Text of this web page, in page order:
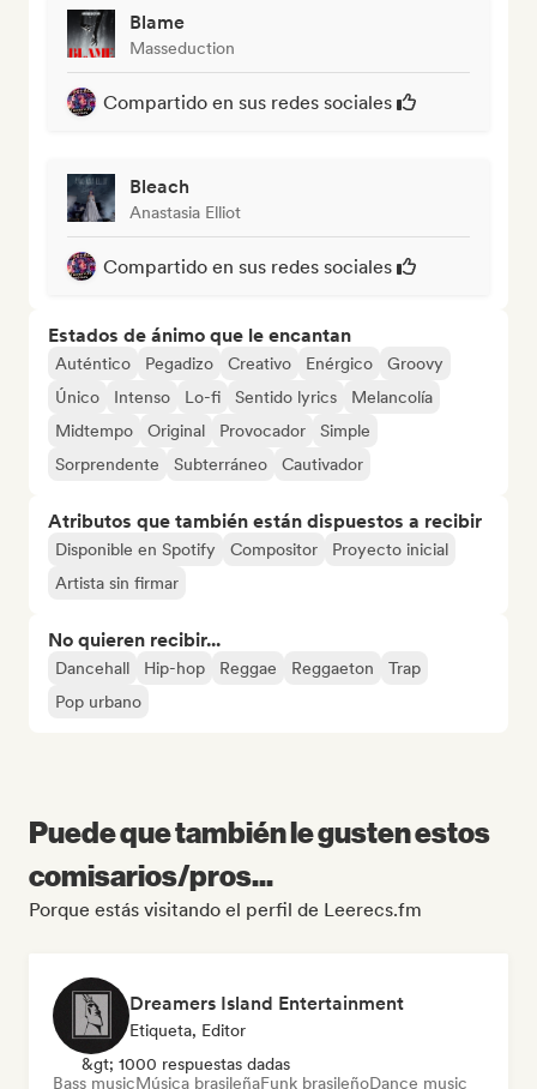
Blame
Masseduction
Compartido en sus redes sociales
Bleach
Anastasia Elliot
Compartido en sus redes sociales
Estados de ánimo que le encantan
Auténtico Pegadizo Creativo Enérgico
Groovy
Único
Intenso Lo-fi Sentido lyrics
Melancolía
Midtempo
Original Provocador
Simple
Sorprendente
Subterráneo Cautivador
Atributos que también están dispuestos a recibir
Disponible en Spotify Compositor
Proyecto inicial
Artista sin firmar
No quieren recibir...
Dancehall Hip-hop Reggae Reggaeton
Trap
Pop urbano
Puede que también le gusten estos
comisarios/pros...
Porque estás visitando el perfil de Leerecs.fm
Dreamers Island Entertainment
Etiqueta, Editor
&gt; 1000 respuestas dadas
Bass musicMúsica brasileñaFunk brasileñoDance music